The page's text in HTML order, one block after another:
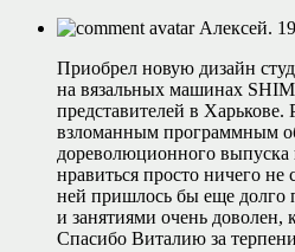
Алексей.
Приобрел новую дизайн
на вязальных машинах
представителей в
взломанным программным
дореволюционного выпуска
нравиться просто ничего не
ней пришлось бы еще долго
и занятиями очень доволен,
Спасибо Виталию за